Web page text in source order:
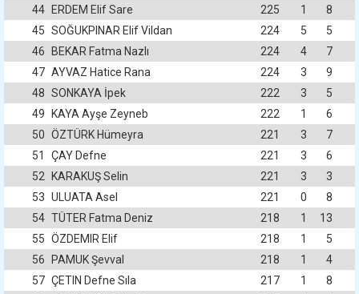
44
ERDEM Elif Sare 225 1
8
45 SOĞUKPINAR Elif Vildan 224 5
5
46
BEKAR Fatma Nazlı 224 4
7
47 AYVAZ Hatice Rana 224 3
9
48 SONKAYA İpek 222 3
5
49
KAYA Ayşe Zeyneb 222 1
6
50 ÖZTÜRK Hümeyra 221 3
7
51
ÇAY Defne 221 3
6
52
KARAKUŞ Selin 221 3
3
53 ULUATA Asel 221 0
8
54 TÜTER Fatma Deniz 218 1
13
55 ÖZDEMIR Elif 218 1
5
56
PAMUK Şevval 218 1
4
57 ÇETIN Defne Sıla 217 1
8